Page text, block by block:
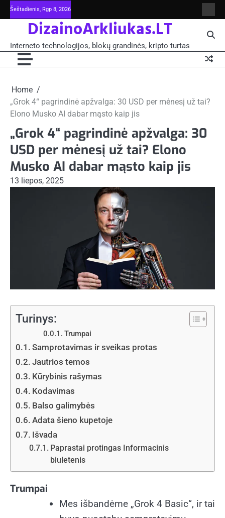
Skip
to
Šeštadienis, Rgp 8, 2026
ir
blokų
DizainoArkliukas.LT
Interneto technologijos, blokų grandinės, kripto turtas
Home
„Grok 4“ pagrindinė apžvalga: 30 USD per mėnesį už tai?
Elono Musko AI dabar mąsto kaip jis
„Grok 4“ pagrindinė apžvalga: 30
USD per mėnesį už tai? Elono
Musko AI dabar mąsto kaip jis
13 liepos, 2025
Turinys:
Trumpai
Samprotavimas ir sveikas protas
Jautrios temos
Kūrybinis rašymas
Kodavimas
Balso galimybės
Adata šieno kupetoje
Išvada
Paprastai protingas Informacinis
biuletenis
Trumpai
Mes išbandėme „Grok 4 Basic“, ir tai